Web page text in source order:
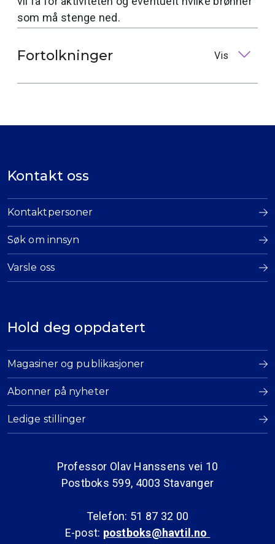
som må stenge ned.
Fortolkninger Vis
Kontakt oss
Kontaktpersoner
Søk om innsyn
Varsle oss
Hold deg oppdatert
Magasiner og publikasjoner
Abonner på nyheter
Ledige stillinger
Professor Olav Hanssens vei 10
Postboks 599, 4003 Stavanger
Telefon: 51 87 32 00
E-post: postboks@havtil.no